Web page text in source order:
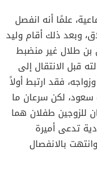
علمًا أنه انفصل
عن طريق الطلاق، وبعد ذلك أقام وليد
بن طلال غير منضبط
قبل الانتقال إلى
فقد ارتبط أولاً
سعود، لكن سرعان ما
للزوجين طفلان هما
تدعى أميرة
بالانفصال